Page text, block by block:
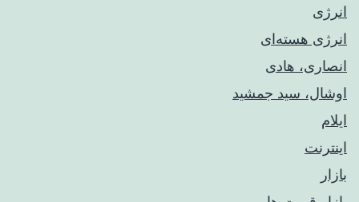
انرژی
انرژی هسته‌ای
انصاری، هادی
اوشال، سید جمشید
ایلام
اینترنت
بازار